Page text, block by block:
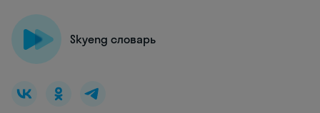
Skyeng словарь